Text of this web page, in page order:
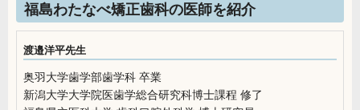
福島わたなべ矯正歯科の医師を紹介
渡邉洋平先生
奥羽大学歯学部歯学科 卒業
新潟大学大学院医歯学総合研究科博士課程 修了